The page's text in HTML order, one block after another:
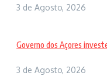
3 de Agosto, 2026
Governo dos Açores
3 de Agosto, 2026